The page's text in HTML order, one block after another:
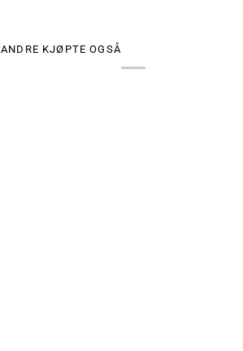
ANDRE KJØPTE OGSÅ